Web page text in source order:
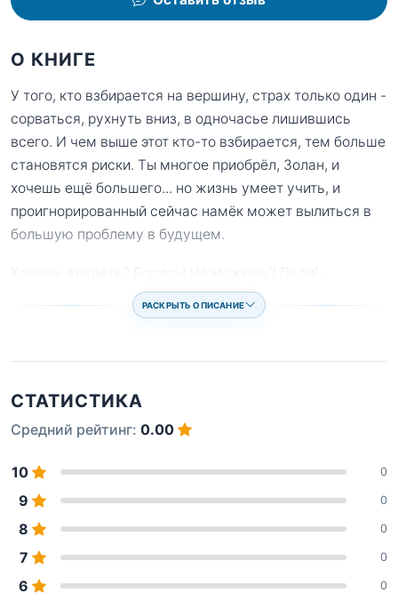
О КНИГЕ
У того, кто взбирается на вершину, страх только один -
сорваться, рухнуть вниз, в одночасье лишившись
всего. И чем выше этот кто-то взбирается, тем больше
становятся риски. Ты многое приобрёл, Золан, и
хочешь ещё большего... но жизнь умеет учить, и
проигнорированный сейчас намёк может вылиться в
большую проблему в будущем.
РАСКРЫТЬ ОПИСАНИЕ
СТАТИСТИКА
Средний рейтинг: 0.00
10 0
9 0
8 0
7 0
6 0